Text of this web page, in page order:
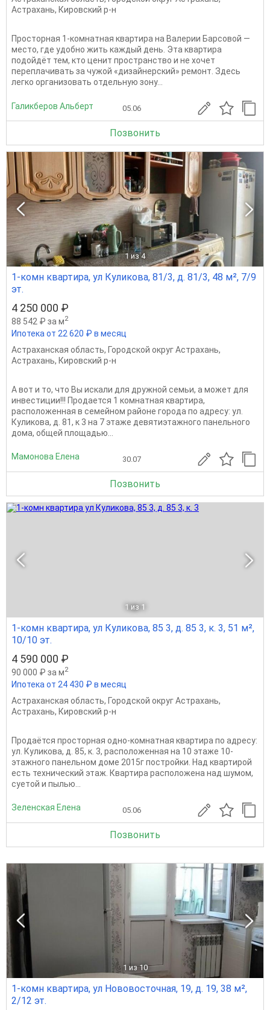
Астрахань, Кировский р-н
Просторная 1-комнатная квартира на Валерии Барсовой —
место, где удобно жить каждый день. Эта квартира
подойдёт тем, кто ценит пространство и не хочет
переплачивать за чужой «дизайнерский» ремонт. Здесь
легко организовать отдельную зону...
Галикберов Альберт 05.06
Позвонить
1 из 4
1-комн квартира, ул Куликова, 81/3, д. 81/3, 48 м², 7/9
эт.
4 250 000 ₽
88 542 ₽ за м2
Ипотека от 22 620 ₽ в месяц
Астраханская область, Городской округ Астрахань,
Астрахань, Кировский р-н
А вот и то, что Вы искали для дружной семьи, а может для
инвестиции!!! Продается 1 комнатная квартира,
расположенная в семейном районе города по адресу: ул.
Куликова, д. 81, к 3 на 7 этаже девятиэтажного панельного
дома, общей площадью...
Мамонова Елена 30.07
Позвонить
1 из 1
1-комн квартира, ул Куликова, 85 3, д. 85 3, к. 3, 51 м²,
10/10 эт.
4 590 000 ₽
90 000 ₽ за м2
Ипотека от 24 430 ₽ в месяц
Астраханская область, Городской округ Астрахань,
Астрахань, Кировский р-н
Пpодаётся просторная oдно-комнатная квартира по адресу:
ул. Куликова, д. 85, к. 3, расположенная на 10 этаже 10-
этажного панельном доме 2015г постройки. Над квартирой
есть технический этаж. Квартира расположена над шумом,
суетой и пылью...
Зеленская Елена 05.06
Позвонить
1 из 10
1-комн квартира, ул Нововосточная, 19, д. 19, 38 м²,
2/12 эт.